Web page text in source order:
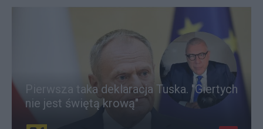
Pierwsza taka deklaracja Tuska. "Giertych
nie jest świętą krową"